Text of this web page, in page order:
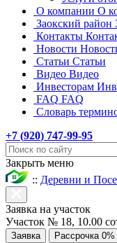
О компании О
Заокский район
Контакты
Новости
Статьи Статьи
Видео Видео
Инвесторам
FAQ FAQ
Словарь
+7 (920) 747-99-95
Закрыть меню
:: Деревни и
Заявка на участок
Участок № 18, 10.00
Заявка Рассрочка 0%